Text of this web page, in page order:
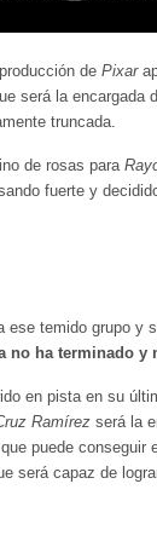
de Pixar
será la encargada
truncada.
de rosas para
fuerte y
ese temido grupo y
no ha terminado y
en pista en su
Ramírez será la
puede conseguir
será capaz de